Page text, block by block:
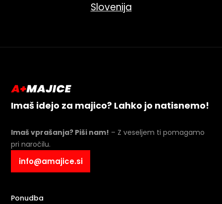
Slovenija
Imaš idejo za majico? Lahko jo natisnemo!
Imaš vprašanja? Piši nam! – Z veseljem ti pomagamo
pri naročilu.
info@amajice.si
Ponudba